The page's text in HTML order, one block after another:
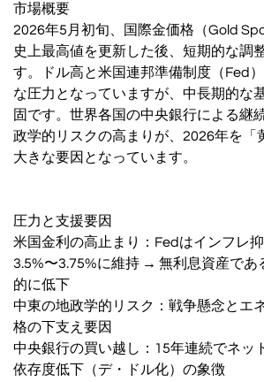
市場概要
2026年5月初旬、国際金価格（Gold
史上最高値を更新した後、短期的な調
す。ドル高と米国連邦準備制度（Fed
な圧力となっていますが、中長期的な
固です。世界各国の中央銀行による継
政学的リスクの高まりが、2026年を「
大きな要因となっています。
圧力と支援要因
米国金利の高止まり：Fedはインフレ
3.5%〜3.75%に維持 → 無利息資産であ
的に低下
中東の地政学的リスク：戦争懸念とエ
格の下支え要因
中央銀行の買い越し：15年連続でネッ
依存度低下（デ・ドル化）の象徴